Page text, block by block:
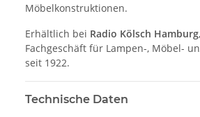
Möbelkonstruktionen.
Erhältlich bei Radio Kölsch Hamburg
Fachgeschäft für Lampen-, Möbel-
seit 1922.
Technische Daten